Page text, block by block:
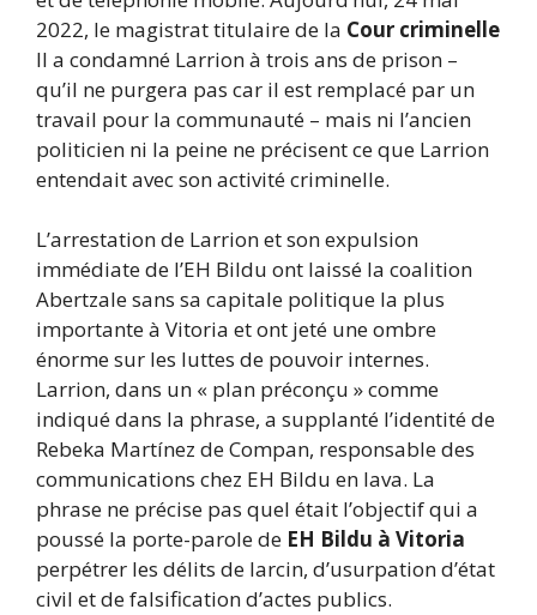
2022, le magistrat titulaire de la Cour criminelle
Il a condamné Larrion à trois ans de prison –
qu’il ne purgera pas car il est remplacé par un
travail pour la communauté – mais ni l’ancien
politicien ni la peine ne précisent ce que Larrion
entendait avec son activité criminelle.
L’arrestation de Larrion et son expulsion
immédiate de l’EH Bildu ont laissé la coalition
Abertzale sans sa capitale politique la plus
importante à Vitoria et ont jeté une ombre
énorme sur les luttes de pouvoir internes.
Larrion, dans un « plan préconçu » comme
indiqué dans la phrase, a supplanté l’identité de
Rebeka Martínez de Compan, responsable des
communications chez EH Bildu en lava. La
phrase ne précise pas quel était l’objectif qui a
poussé la porte-parole de EH Bildu à Vitoria
perpétrer les délits de larcin, d’usurpation d’état
civil et de falsification d’actes publics.